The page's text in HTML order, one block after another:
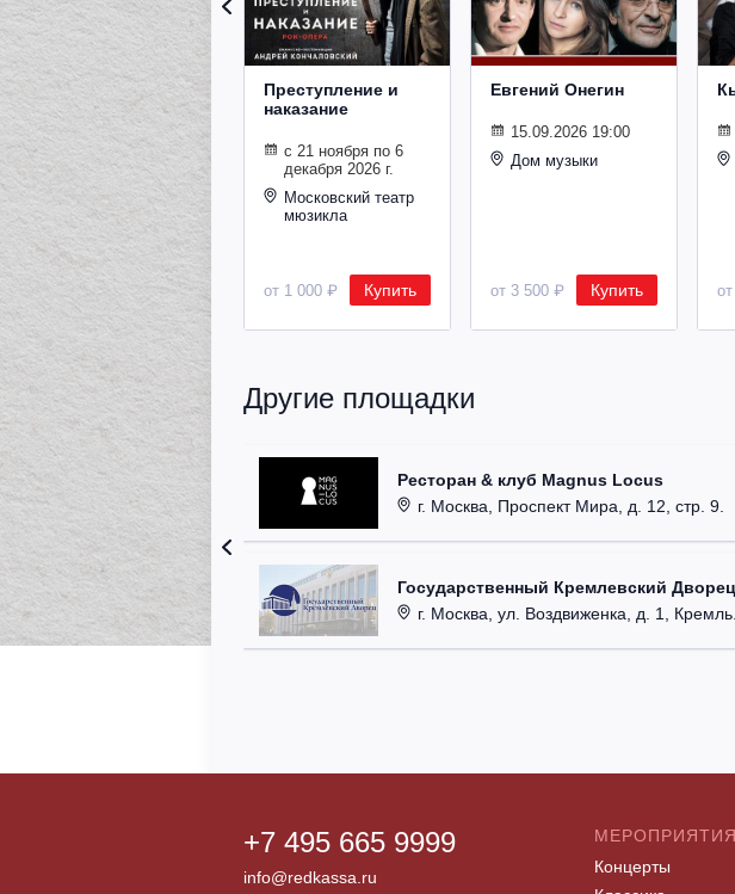
Преступление и
наказание
с 21 ноября по 6
декабря 2026 г.
Московский театр
мюзикла
от 1 000 ₽ Купить
Евгений Онегин
15.09.2026 19:00
Дом музыки
от 3 500 ₽ Купить
Другие площадки
Ресторан & клуб Magnus Locus
г. Москва, Проспект Мира, д. 12, стр. 9.
Государственный Кремлевский Дворец
г. Москва, ул. Воздвиженка, д. 1, Кремль.
+7 495 665 9999
info@redkassa.ru
МЕРОПРИЯТИЯ
Концерты